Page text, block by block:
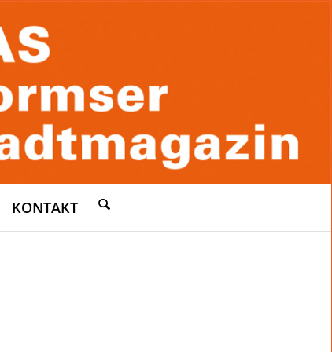
KONTAKT